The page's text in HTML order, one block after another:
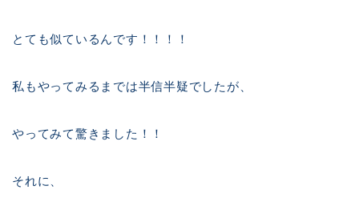
とても似ているんです！！！！
私もやってみるまでは半信半疑でしたが、
やってみて驚きました！！
それに、